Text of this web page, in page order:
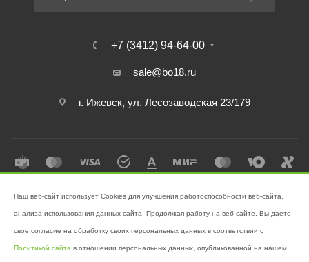
+7 (3412) 94-64-00
sale@bo18.ru
г. Ижевск, ул. Лесозаводская 23/179
поддержании чистоты!
Наш веб-сайт использует Cookies для улучшения работоспособности веб-сайта,
анализа использования данных сайта. Продолжая работу на веб-сайте, Вы даете
свое согласие на обработку своих персональных данных в соответствии с
Политикой сайта в отношении персональных данных, опубликованной на нашем